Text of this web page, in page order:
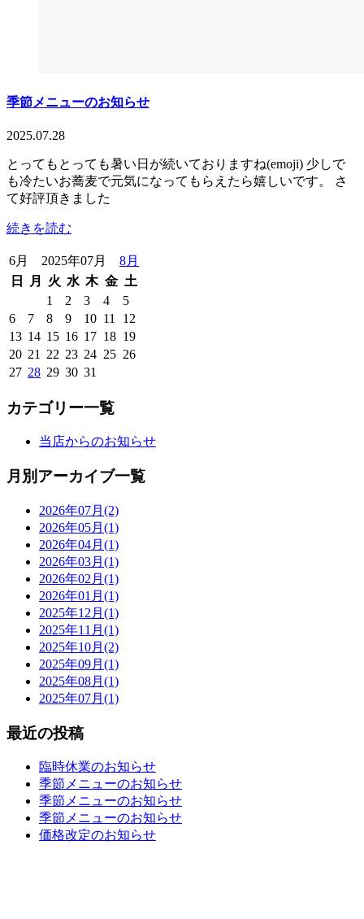
季節メニューのお知らせ
2025.07.28
とってもとっても暑い日が続いておりますね(emoji) 少しで
も冷たいお蕎麦で元気になってもらえたら嬉しいです。 さ
て好評頂きました
続きを読む
6月 2025年07月 8月
日
月 火 水 木 金 土
1
2 3 4
5
6
7 8 9 10 11
12
13 14 15 16 17 18 19
20 21 22 23 24 25 26
27 28 29 30 31
カテゴリー一覧
当店からのお知らせ
月別アーカイブ一覧
2026年07月(2)
2026年05月(1)
2026年04月(1)
2026年03月(1)
2026年02月(1)
2026年01月(1)
2025年12月(1)
2025年11月(1)
2025年10月(2)
2025年09月(1)
2025年08月(1)
2025年07月(1)
最近の投稿
臨時休業のお知らせ
季節メニューのお知らせ
季節メニューのお知らせ
季節メニューのお知らせ
価格改定のお知らせ